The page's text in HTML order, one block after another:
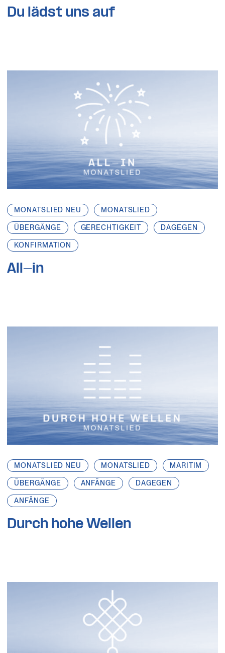
Du lädst uns auf
MONATSLIED NEU MONATSLIED
ÜBERGÄNGE GERECHTIGKEIT DAGEGEN
KONFIRMATION
All-in
MONATSLIED NEU MONATSLIED MARITIM
ÜBERGÄNGE ANFÄNGE DAGEGEN
ANFÄNGE
Durch hohe Wellen